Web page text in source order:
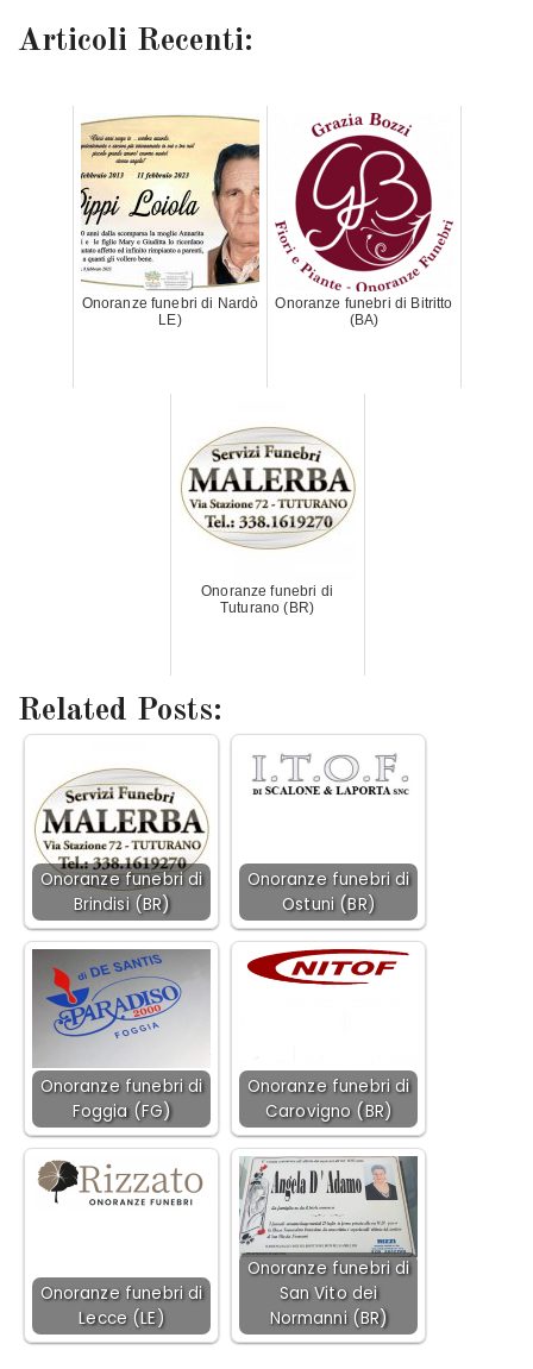
Articoli Recenti:
Onoranze funebri di Nardò
LE)
Onoranze funebri di Bitritto
(BA)
Onoranze funebri di
Tuturano (BR)
Related Posts:
Onoranze funebri di
Brindisi (BR)
Onoranze funebri di
Ostuni (BR)
Onoranze funebri di
Foggia (FG)
Onoranze funebri di
Carovigno (BR)
Onoranze funebri di
Lecce (LE)
Onoranze funebri di
San Vito dei
Normanni (BR)